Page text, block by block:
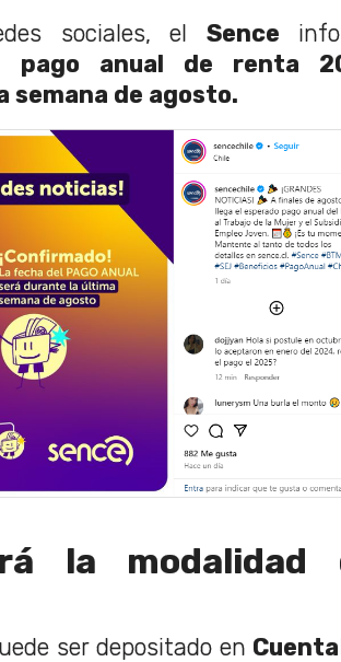
sociales, el Sence
pago anual de renta
semana de agosto.
la modalidad
ser depositado en